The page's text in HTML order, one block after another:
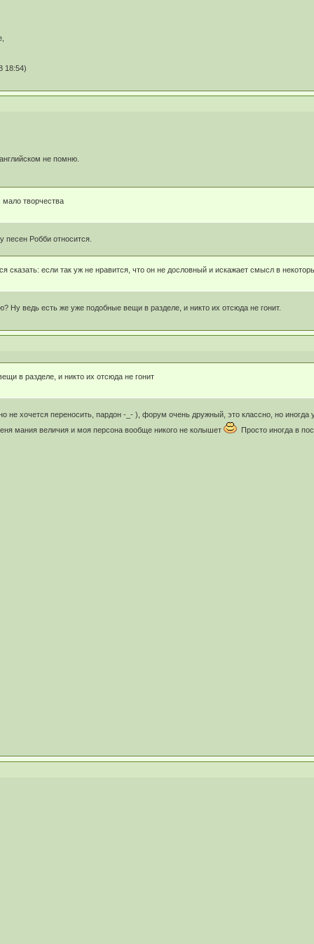
18:54)
не помню.
творчества
песен Робби относится.
сказать: если так уж не нравится, что он не дословный и искажает смысл в
Ну ведь есть же уже подобные вещи в разделе, и никто их отсюда не гонит.
в разделе, и никто их отсюда не гонит
хочется переносить, пардон -_- ), форум очень дружный, это классно, но иногда
мания величия и моя персона вообще никого не колышет
Просто иногда в